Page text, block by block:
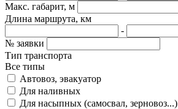
Макс. габарит, м
Длина маршрута, км
-
№ заявки
Тип транспорта
Все типы
Автовоз, эвакуатор
Для наливных
Для насыпных (самосвал, зерновоз...)